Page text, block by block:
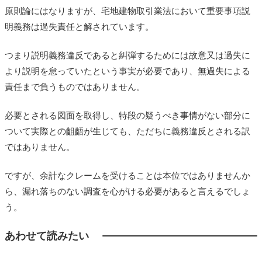
原則論にはなりますが、宅地建物取引業法において重要事項説
明義務は過失責任と解されています。
つまり説明義務違反であると糾弾するためには故意又は過失に
より説明を怠っていたという事実が必要であり、無過失による
責任まで負うものではありません。
必要とされる図面を取得し、特段の疑うべき事情がない部分に
ついて実際との齟齬が生じても、ただちに義務違反とされる訳
ではありません。
ですが、余計なクレームを受けることは本位ではありませんか
ら、漏れ落ちのない調査を心がける必要があると言えるでしょ
う。
あわせて読みたい